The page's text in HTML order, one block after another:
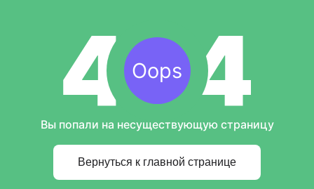
Oops
Вы попали на несуществующую страницу
Вернуться к главной странице